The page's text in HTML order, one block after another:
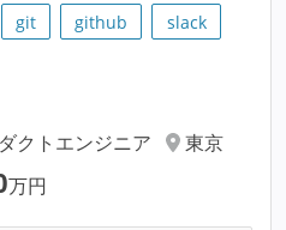
git github
slack
クトエンジニア
東京
万円